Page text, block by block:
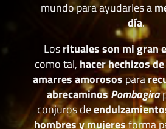
mundo para ayudarles a
día.
Losrituales son mi gran
como tal, hacer hechizos
amarres amorosospara
abrecaminosPombagira
conjuros de
hombres y mujeresforma